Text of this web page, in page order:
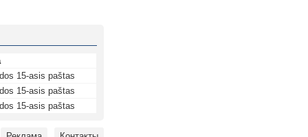
15-asis paštas
15-asis paštas
15-asis paštas